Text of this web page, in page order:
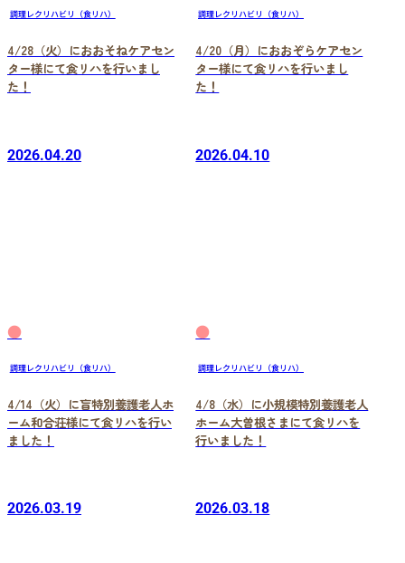
調理レクリハビリ（食リハ）
4/28（火）におおそねケアセン
ター様にて食リハを行いまし
た！
調理レクリハビリ（食リハ）
4/20（月）におおぞらケアセン
ター様にて食リハを行いまし
た！
2026.04.20
●
調理レクリハビリ（食リハ）
4/14（火）に盲特別養護老人ホ
ーム和合荘様にて食リハを行い
ました！
2026.04.10
●
調理レクリハビリ（食リハ）
4/8（水）に小規模特別養護老人
ホーム大曽根さまにて食リハを
行いました！
2026.03.19 2026.03.18